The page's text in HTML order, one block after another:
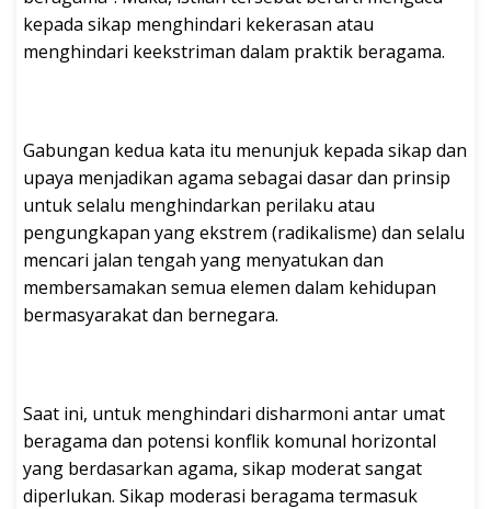
kepada sikap menghindari kekerasan atau
menghindari keekstriman dalam praktik beragama.
Gabungan kedua kata itu menunjuk kepada sikap dan
upaya menjadikan agama sebagai dasar dan prinsip
untuk selalu menghindarkan perilaku atau
pengungkapan yang ekstrem (radikalisme) dan selalu
mencari jalan tengah yang menyatukan dan
membersamakan semua elemen dalam kehidupan
bermasyarakat dan bernegara.
Saat ini, untuk menghindari disharmoni antar umat
beragama dan potensi konflik komunal horizontal
yang berdasarkan agama, sikap moderat sangat
diperlukan. Sikap moderasi beragama termasuk